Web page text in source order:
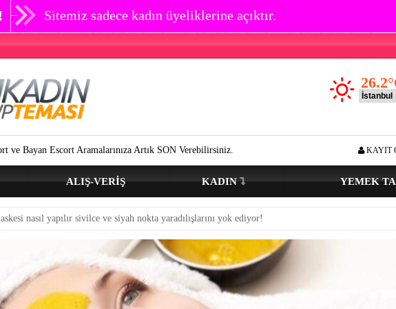
Sitemiz sadece kadın üyeliklerine açıktır.
26.2
Aramalarınıza Artık SON Verebilirsiniz. Göz çevresi kırışıklık oluşumu kaç yaşında
KAYIT
ALIŞ-VERIŞ KADIN YEMEK
nasıl yapılır sivilce ve siyah nokta yaradılışlarını yok ediyor!